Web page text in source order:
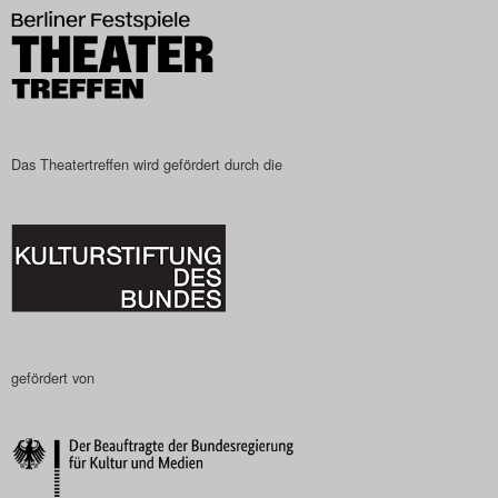
Das Theatertreffen-Blog
2023
2024
Das Theatertreffen-Blog
2025
Das Theatertreffen-Blog
Impressum
Nutzungsbedingungen
Das Theatertreffen wird gefördert durch die
gefördert von